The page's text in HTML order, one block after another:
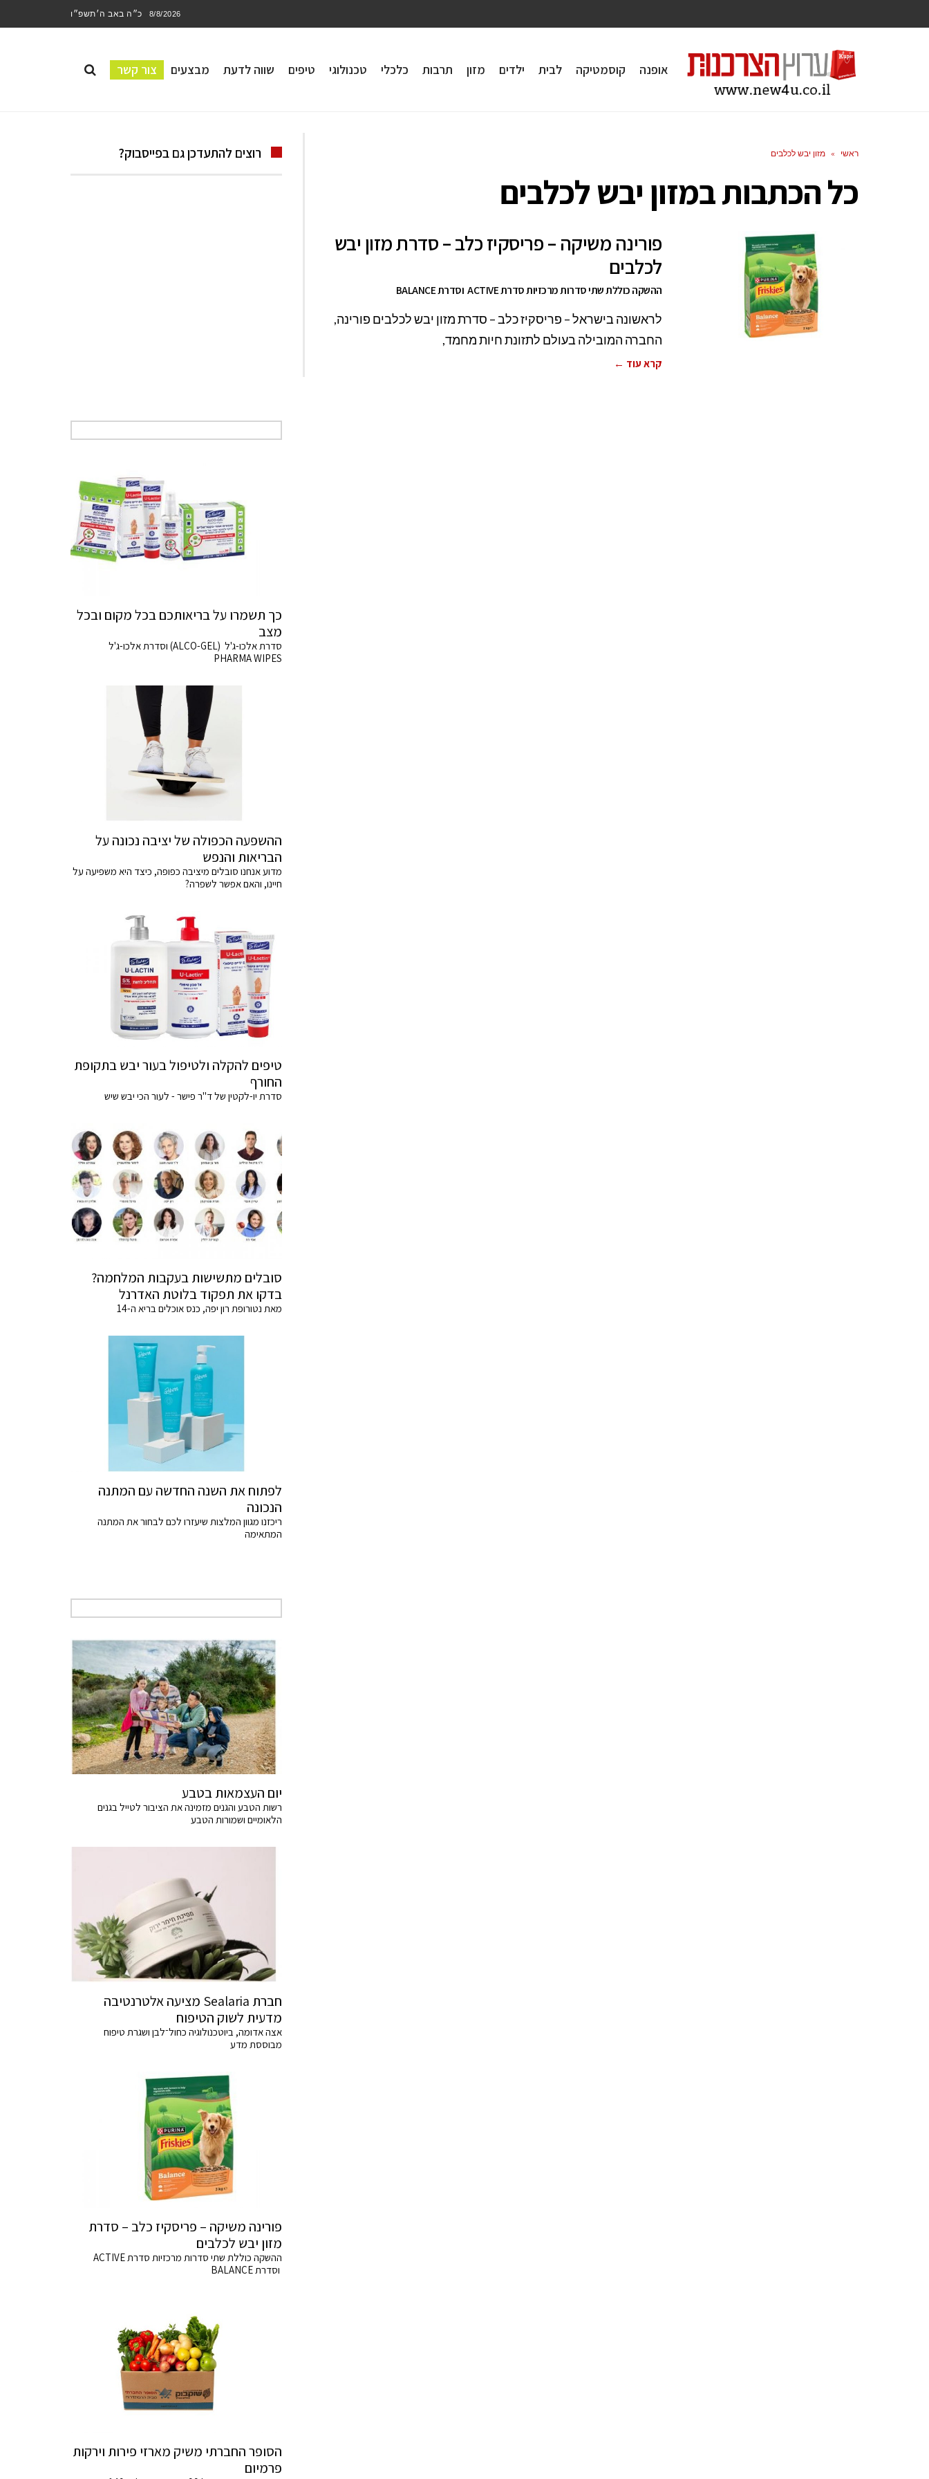
8/8/2026 כ״ה באב ה׳תשפ״ו
אופנה קוסמטיקה לבית ילדים מזון תרבות כלכלי טכנולוגי טיפים שווה לדעת מבצעים צור קשר
ראשי » מזון יבש לכלבים
כל הכתבות במזון יבש לכלבים
פורינה משיקה – פריסקיז כלב – סדרת מזון יבש
לכלבים
ההשקה כוללת שתי סדרות מרכזיות סדרת ACTIVE וסדרת BALANCE
לראשונה בישראל – פריסקיז כלב – סדרת מזון יבש לכלבים פורינה,
החברה המובילה בעולם לתזונת חיות מחמד,
קרא עוד ←
רוצים להתעדכן גם בפייסבוק?
כך תשמרו על בריאותכם בכל מקום ובכל
מצב
סדרת אלכו-ג'ל (ALCO-GEL) וסדרת אלכו-ג'ל
PHARMA WIPES
ההשפעה הכפולה של יציבה נכונה על
הבריאות והנפש
מדוע אנחנו סובלים מיציבה כפופה, כיצד היא משפיעה על
חיינו, והאם אפשר לשפרה?
טיפים להקלה ולטיפול בעור יבש בתקופת
החורף
סדרת יו-לקטין של ד"ר פישר - לעור הכי יבש שיש
סובלים מתשישות בעקבות המלחמה?
בדקו את תפקוד בלוטת האדרנל
מאת נטורופת רון יפה, כנס אוכלים בריא ה-14
לפתוח את השנה החדשה עם המתנה
הנכונה
ריכזנו מגוון המלצות שיעזרו לכם לבחור את המתנה
המתאימה
יום העצמאות בטבע
רשות הטבע והגנים מזמינה את הציבור לטייל בגנים
הלאומיים ושמורות הטבע
חברת Sealaria מציעה אלטרנטיבה
מדעית לשוק הטיפוח
אצה אדומה, ביוטכנולוגיה כחול־לבן ושגרת טיפוח
מבוססת מדע
פורינה משיקה – פריסקיז כלב – סדרת
מזון יבש לכלבים
ההשקה כוללת שתי סדרות מרכזיות סדרת ACTIVE
וסדרת BALANCE
הסופר החברתי משיק מארזי פירות וירקות
פרמיום